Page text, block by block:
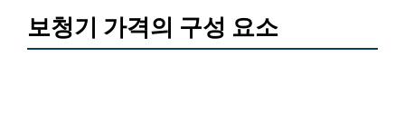
보청기 가격의 구성 요소